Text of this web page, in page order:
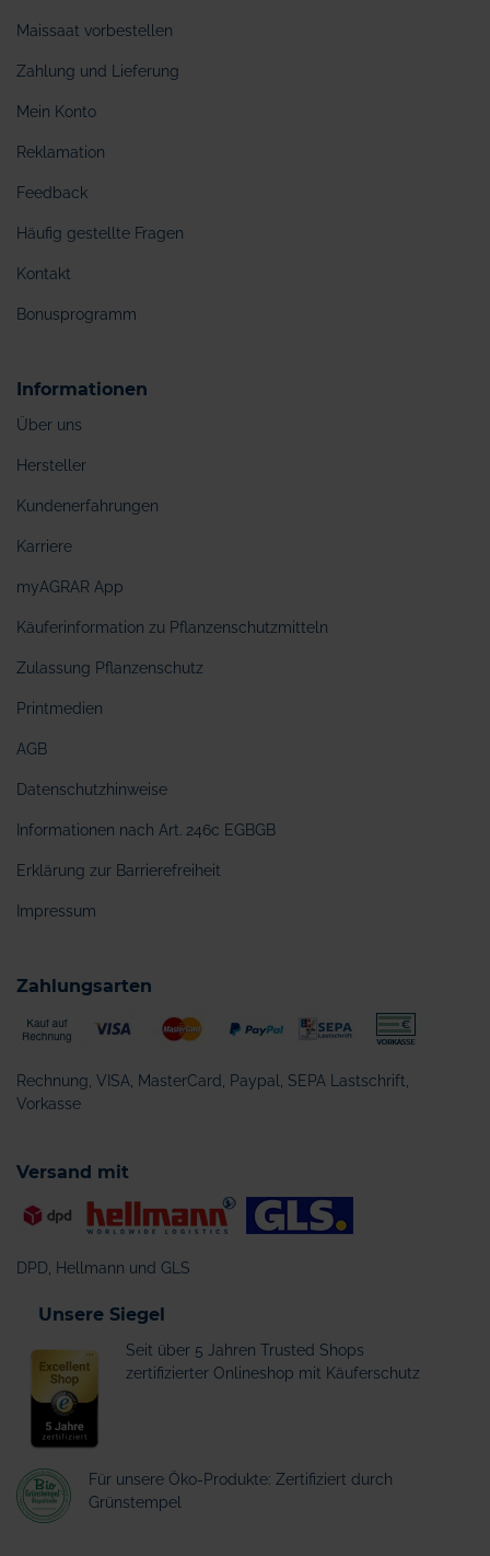
Maissaat vorbestellen
Zahlung und Lieferung
Mein Konto
Reklamation
Feedback
Häufig gestellte Fragen
Kontakt
Bonusprogramm
Informationen
Über uns
Hersteller
Kundenerfahrungen
Karriere
myAGRAR App
Käuferinformation zu Pflanzenschutzmitteln
Zulassung Pflanzenschutz
Printmedien
AGB
Datenschutzhinweise
Informationen nach Art. 246c EGBGB
Erklärung zur Barrierefreiheit
Impressum
Zahlungsarten
Rechnung, VISA, MasterCard, Paypal, SEPA Lastschrift,
Vorkasse
Versand mit
DPD, Hellmann und GLS
Unsere Siegel
Seit über 5 Jahren Trusted Shops
zertifizierter Onlineshop mit Käuferschutz
Für unsere Öko-Produkte: Zertifiziert durch
Grünstempel